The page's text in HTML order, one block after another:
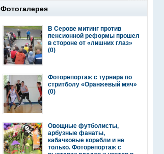
Фотогалерея
В Серове митинг против
пенсионной реформы прошел
в стороне от «лишних глаз»
(0)
Фоторепортаж с турнира по
стритболу «Оранжевый мяч»
(0)
Овощные футболисты,
арбузные фанаты,
кабачковые корабли и не
только. Фоторепортаж с